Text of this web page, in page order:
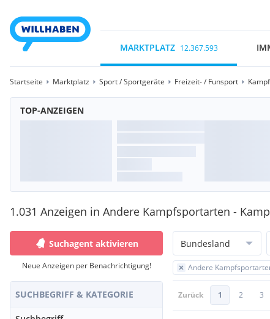
MARKTPLATZ 12.367.593
Startseite Marktplatz Sport / Sportgeräte Freizeit- / Funsport
TOP-ANZEIGEN
1.031 Anzeigen in Andere Kampfsportarten -
Suchagent aktivieren
Neue Anzeigen per Benachrichtigung!
SUCHBEGRIFF & KATEGORIE
Bundesland
Andere
Zurück 1 2 3